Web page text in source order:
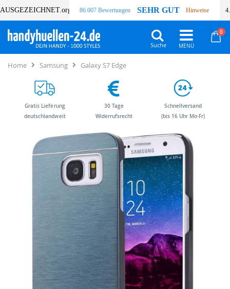
AUSGEZEICHNET.org 86.007 Bewertungen SEHR GUT Hinweise
0
Suche
Home Samsung Galaxy S7 Edge
Gratis Lieferung
deutschlandweit
30 Tage
Widerrufsrecht
Schnellversand
(bis 16 Uhr Mo-Fr)